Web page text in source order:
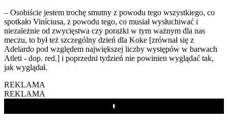
– Osobiście jestem trochę smutny z powodu tego wszystkiego, co
spotkało Viníciusa, z powodu tego, co musiał wysłuchiwać i
niezależnie od zwycięstwa czy porażki w tym ważnym dla nas
meczu, to był też szczególny dzień dla Koke [zrównał się z
Adelardo pod względem największej liczby występów w barwach
Atleti - dop. red.] i poprzedni tydzień nie powinien wyglądać tak,
jak wyglądał.
REKLAMA
REKLAMA
Play